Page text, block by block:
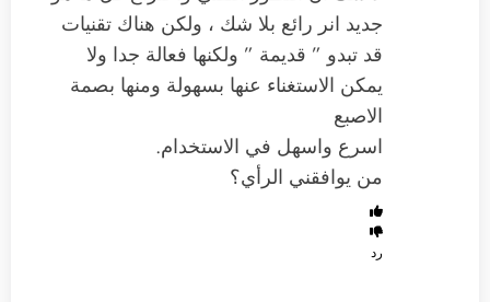
جديد انر رائع بلا شك ، ولكن هناك تقنيات
قد تبدو ” قديمة ” ولكنها فعالة جدا ولا
يمكن الاستغناء عنها بسهولة ومنها بصمة
الاصبع
اسرع واسهل في الاستخدام.
من يوافقني الرأي؟
رد